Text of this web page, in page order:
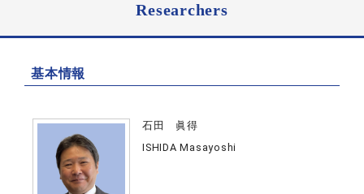
Researchers
基本情報
石田 眞得
ISHIDA Masayoshi